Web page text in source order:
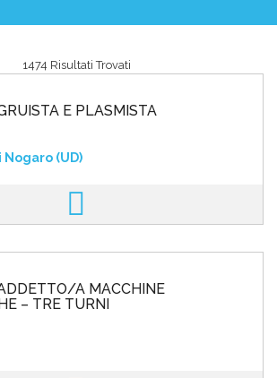
INVIA CV
1474 Risultati Trovati
E PLASMISTA
(UD)
A MACCHINE
– TRE TURNI